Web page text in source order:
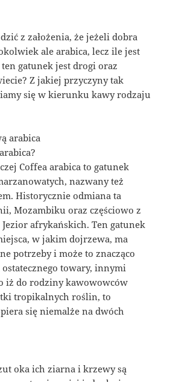
z założenia, że jeżeli dobra
ale arabica, lecz ile jest
gatunek jest drogi oraz
Z jakiej przyczyny tak
się w kierunku kawy rodzaju
arabica
Coffea arabica to gatunek
nazwany też
Historycznie odmiana ta
Mozambiku oraz częściowo z
afrykańskich. Ten gatunek
w jakim dojrzewa, ma
potrzeby i może to znacząco
ostatecznego towary, innymi
iż do rodziny kawowowców
tropikalnych roślin, to
się niemalże na dwóch
oka ich ziarna i krzewy są